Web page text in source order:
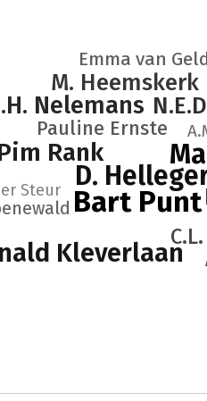
Bart Punt
D.
Kleverlaan
Rank
Nelemans
M. Heemskerk
Pauline Ernste
Emma van
Steur